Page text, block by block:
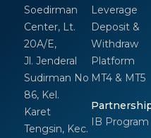
Soedirman
Center, Lt.
20A/E,
Jl. Jenderal
Sudirman No
86, Kel.
Karet
Tengsin, Kec.
Leverage
Deposit &
Withdraw
Platform
MT4 & MT5
IB Program